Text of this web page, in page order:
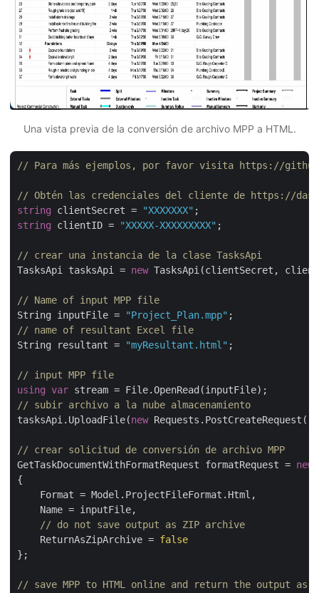
Una vista previa de la conversión de archivo MPP a HTML.
// Para más ejemplos, por favor visita https://
// Obtén las credenciales del cliente de https://
string clientSecret = "XXXXXXX"
string clientID = "XXXXX-XXXXXXXXX" ;
// crear una instancia de la clase TasksApi
TasksApi tasksApi = new TasksApi(clientSecret,
// Name of input MPP file
String inputFile =
"Project_Plan.mpp"
// name of resultant Excel file
String resultant =
"myResultant.html" ;
// input MPP file
using
var
// subir archivo a la nube almacenamiento
tasksApi.UploadFile(new Requests.PostCreateRequest(
// crear solicitud de conversión de archivo MPP
GetTaskDocumentWithFormatRequest formatRequest = new
{
    Format = Model.ProjectFileFormat.Html,
    Name = inputFile,
// do not save output as ZIP archive
    ReturnAsZipArchive =
false
};
// save MPP to HTML online and return the output as